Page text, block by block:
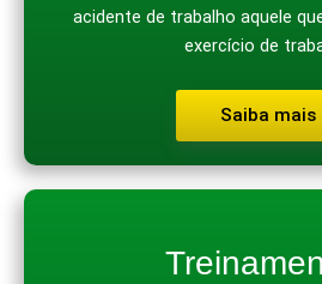
acidente de trabalho aquele
exercício de
Saiba mais